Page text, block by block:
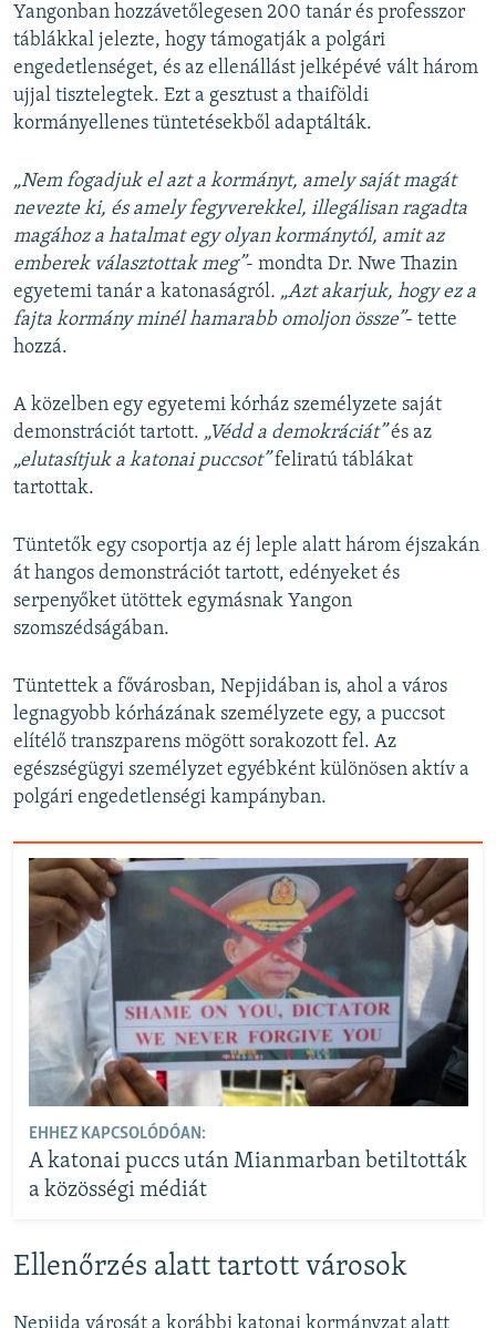
Yangonban hozzávetőlegesen 200 tanár és professzor
táblákkal jelezte, hogy támogatják a polgári
engedetlenséget, és az ellenállást jelképévé vált három
ujjal tisztelegtek. Ezt a gesztust a thaiföldi
kormányellenes tüntetésekből adaptálták.
„Nem fogadjuk el azt a kormányt, amely saját magát
nevezte ki, és amely fegyverekkel, illegálisan ragadta
magához a hatalmat egy olyan kormánytól, amit az
emberek választottak meg”- mondta Dr. Nwe Thazin
egyetemi tanár a katonaságról. „Azt akarjuk, hogy ez a
fajta kormány minél hamarabb omoljon össze”- tette
hozzá.
A közelben egy egyetemi kórház személyzete saját
demonstrációt tartott. „Védd a demokráciát”és az
„elutasítjuk a katonai puccsot”feliratú táblákat
tartottak.
Tüntetők egy csoportja az éj leple alatt három éjszakán
át hangos demonstrációt tartott, edényeket és
serpenyőket ütöttek egymásnak Yangon
szomszédságában.
Tüntettek a fővárosban, Nepjidában is, ahol a város
legnagyobb kórházának személyzete egy, a puccsot
elítélő transzparens mögött sorakozott fel. Az
egészségügyi személyzet egyébként különösen aktív a
polgári engedetlenségi kampányban.
EHHEZ KAPCSOLÓDÓAN:
A katonai puccs után Mianmarban betiltották
a közösségi médiát
Ellenőrzés alatt tartott városok
Nepjida városát a korábbi katonai kormányzat alatt